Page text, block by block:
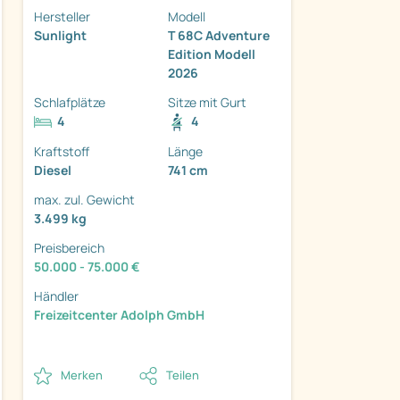
Hersteller
Sunlight
Modell
T 68C Adventure
Edition Modell
2026
Schlafplätze
4
Sitze mit Gurt
4
Kraftstoff
Diesel
Länge
741 cm
max. zul. Gewicht
3.499 kg
Preisbereich
50.000 - 75.000 €
Händler
Freizeitcenter Adolph GmbH
Merken Teilen